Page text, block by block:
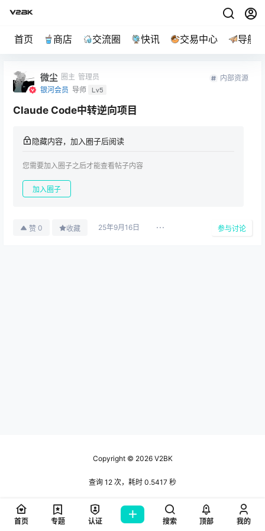
首页 商店 交流圈 快讯 交易中心 导航
微尘 圈主 管理员
银河会员 导师 Lv5
内部资源
Claude Code中转逆向项目
隐藏内容，加入圈子后阅读
您需要加入圈子之后才能查看帖子内容
加入圈子
赞 0 收藏 25年9月16日 参与讨论
Copyright © 2026V2BK
查询 12 次，耗时 0.5417 秒
首页 专题 认证 搜索 顶部 我的